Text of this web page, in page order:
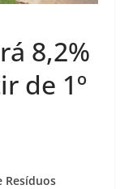
8,2%
de 1º
Resíduos